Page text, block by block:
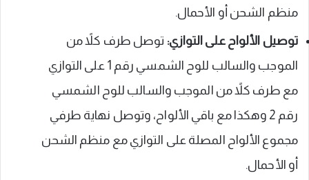
منظم الشحن أو الأحمال.
توصيل الألواح على التوازي: توصل طرف كلاً من
الموجب والسالب للوح الشمسي رقم 1 على التوازي
مع طرف كلاً من الموجب والسالب للوح الشمسي
رقم 2 وهكذا مع باقي الألواح، وتوصل نهاية طرفي
مجموع الألواح المصلة على التوازي مع منظم الشحن
أو الأحمال.